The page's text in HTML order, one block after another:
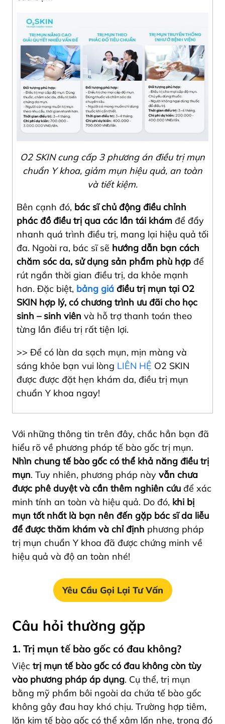
O2 SKIN cung cấp 3 phương án điều trị mụn
chuẩn Y khoa, giảm mụn hiệu quả, an toàn
và tiết kiệm.
Bên cạnh đó, bác sĩ chủ động điều chỉnh
phác đồ điều trị qua các lần tái khám để đẩy
nhanh quá trình điều trị, mang lại hiệu quả tối
đa. Ngoài ra, bác sĩ sẽ hướng dẫn bạn cách
chăm sóc da, sử dụng sản phẩm phù hợp để
rút ngắn thời gian điều trị, da khỏe mạnh
hơn. Đặc biệt, bảng giá điều trị mụn tại O2
SKIN hợp lý, có chương trình ưu đãi cho học
sinh – sinh viên và hỗ trợ thanh toán theo
từng lần điều trị rất tiện lợi.
>> Để có làn da sạch mụn, mịn màng và
sáng khỏe bạn vui lòng LIÊN HỆ O2 SKIN
được được đặt hẹn khám da, điều trị mụn
chuẩn Y khoa ngay!
Với những thông tin trên đây, chắc hẳn bạn đã
hiểu rõ về phương pháp tế bào gốc trị mụn.
Nhìn chung tế bào gốc có thể khả năng điều trị
mụn. Tuy nhiên, phương pháp này vẫn chưa
được phê duyệt và cần thêm nghiên cứu để xác
minh tính an toàn và hiệu quả. Do đó, khi bị
mụn tốt nhất là bạn nên đến gặp bác sĩ da liễu
để được thăm khám và chỉ định phương pháp
trị mụn chuẩn Y khoa đã được chứng minh về
hiệu quả và độ an toàn nhé!
Yêu Cầu Gọi Lại Tư Vấn
Câu hỏi thường gặp
1. Trị mụn tế bào gốc có đau không?
Việc trị mụn tế bào gốc có đau không còn tùy
vào phương pháp áp dụng. Cụ thể, trị mụn
bằng mỹ phẩm bôi ngoài da chứa tế bào gốc
không gây đau hay khó chịu. Trường hợp tiêm,
lăn kim tế bào gốc có thể xâm lấn nhẹ, trong đó